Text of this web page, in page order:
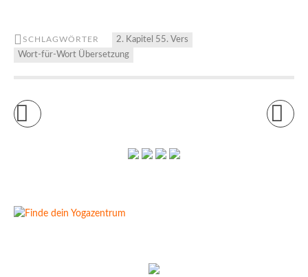
SCHLAGWÖRTER
2. Kapitel 55. Vers
Wort-für-Wort Übersetzung